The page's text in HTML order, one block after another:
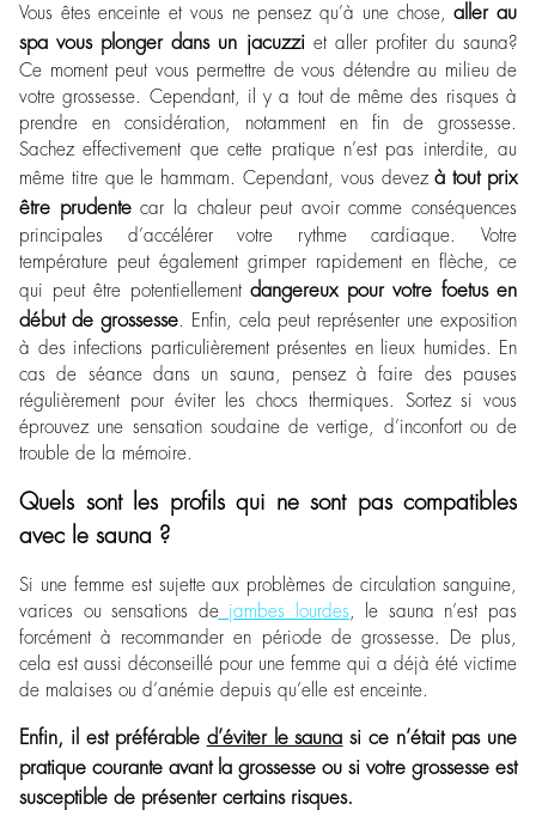
Vous êtes enceinte et vous ne pensez qu’à une chose,aller au
spa vous plonger dans un jacuzzi et aller profiter du sauna?
Ce moment peut vous permettre de vous détendre au milieu de
votre grossesse. Cependant, il y a tout de même des risques à
prendre en considération, notamment en fin de grossesse.
Sachez effectivement que cette pratique n’est pas interdite, au
même titre que le hammam. Cependant, vous devezà tout prix
être prudentecar la chaleur peut avoir comme conséquences
principales d’accélérer votre rythme cardiaque. Votre
température peut également grimper rapidement en flèche, ce
qui peut être potentiellement dangereux pour votre foetus en
début de grossesse. Enfin, cela peut représenter une exposition
à des infections particulièrement présentes en lieux humides. En
cas de séance dans un sauna, pensez à faire des pauses
régulièrement pour éviter les chocs thermiques. Sortez si vous
éprouvez une sensation soudaine de vertige, d’inconfort ou de
trouble de la mémoire.
Quels sont les profils qui ne sont pas compatibles
avec le sauna ?
Si une femme est sujette aux problèmes de circulation sanguine,
varices ou sensations dejambes lourdes , le sauna n’est pas
forcément à recommander en période de grossesse. De plus,
cela est aussi déconseillé pour une femme qui a déjà été victime
de malaises ou d’anémie depuis qu’elle est enceinte.
Enfin, il est préférable d’éviter le sauna si ce n’était pas une
pratique courante avant la grossesse ou si votre grossesse est
susceptible de présenter certains risques.